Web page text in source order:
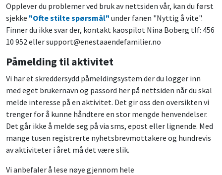
Opplever du problemer ved bruk av nettsiden vår, kan du først
sjekke "Ofte stilte spørsmål" under fanen "Nyttig å vite".
Finner du ikke svar der, kontakt kaospilot Nina Boberg tlf: 456
10 952 eller support@enestaaendefamilier.no
Påmelding til aktivitet
Vi har et skreddersydd påmeldingsystem der du logger inn
med eget brukernavn og passord her på nettsiden når du skal
melde interesse på en aktivitet. Det gir oss den oversikten vi
trenger for å kunne håndtere en stor mengde henvendelser.
Det går ikke å melde seg på via sms, epost eller lignende. Med
mange tusen registrerte nyhetsbrevmottakere og hundrevis
av aktiviteter i året må det være slik.
Vi anbefaler å lese nøye gjennom hele